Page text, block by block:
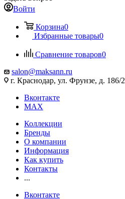
Войти
Корзина0
Избранные товары0
Сравнение товаров0
salon@maksann.ru
г. Краснодар, ул. Фрунзе, д. 186/2
Вконтакте
MAX
Коллекции
Бренды
О компании
Информация
Как купить
Контакты
...
Вконтакте